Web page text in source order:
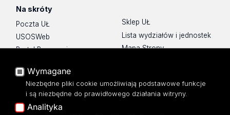
Na skróty
Poczta UŁ
USOSWeb
Portal Pracowniczy
Platforma e-learningowa
Moodle
Eksperci UŁ
Polityka Prywatności
Sklep UŁ
Lista wydziałów i jednostek
Mapa Strony
Wymagane
Niezbędne pliki cookie umożliwiają podstawowe funkcje
i są niezbędne do prawidłowego działania witryny.
Analityka